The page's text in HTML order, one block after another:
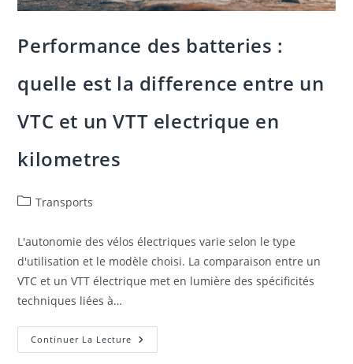
Performance des batteries :
quelle est la difference entre un
VTC et un VTT electrique en
kilometres
PostTransports
L'autonomie des vélos électriques varie selon le type
d'utilisation et le modèle choisi. La comparaison entre un
VTC et un VTT électrique met en lumière des spécificités
techniques liées à…
Continuer La Lecture Performance
Des